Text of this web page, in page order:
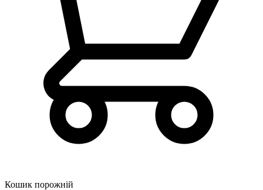
Кошик порожній